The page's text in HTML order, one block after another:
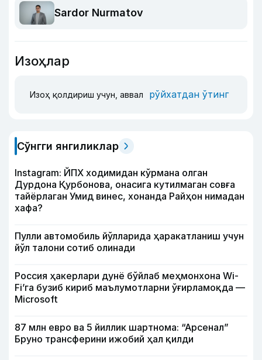
Sardor Nurmatov
Изоҳлар
Изоҳ қолдириш учун, аввал рўйхатдан ўтинг
Сўнгги янгиликлар
Instagram: ЙПХ ходимидан кўрмана олган
Дурдона Қурбонова, онасига кутилмаган совға
тайёрлаган Умид винес, хонанда Райҳон нимадан
хафа?
Пулли автомобиль йўлларида ҳаракатланиш учун
йўл талони сотиб олинади
Россия ҳакерлари дунё бўйлаб меҳмонхона Wi-
Fi’га бузиб кириб маълумотларни ўғирламоқда —
Microsoft
87 млн евро ва 5 йиллик шартнома: “Арсенал”
Бруно трансферини ижобий ҳал қилди